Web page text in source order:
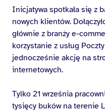
Inicjatywa spotkała się z
nowych klientów.
głównie z branży e-
korzystanie z usług
jednocześnie akcję na
internetowych.
Tylko 21 września
tysięcy buków na terenie